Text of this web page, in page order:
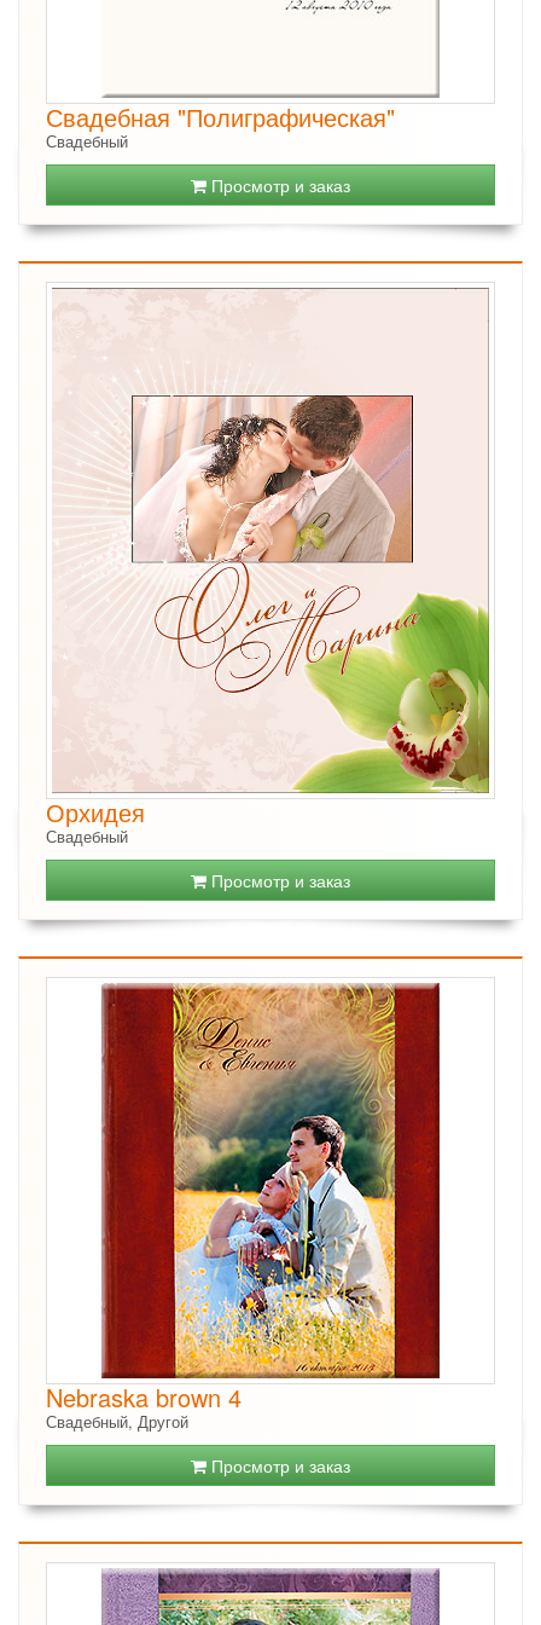
Свадебная "Полиграфическая"
Свадебный
Просмотр и заказ
Орхидея
Свадебный
Просмотр и заказ
Nebraska brown 4
Свадебный, Другой
Просмотр и заказ